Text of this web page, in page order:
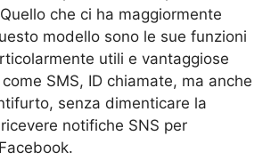
che ci ha maggiormente
modello sono le sue funzioni
utili e vantaggiose
come SMS, ID chiamate, ma anche
senza dimenticare la
notifiche SNS per